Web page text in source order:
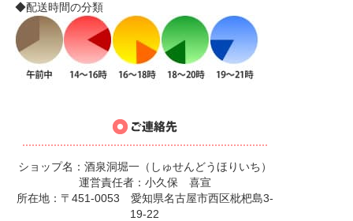
◆配送時間の分類
ショップ名：酒泉洞堀一（しゅせんどうほりいち）
運営責任者：小久保 喜宣
所在地：〒451-0053 愛知県名古屋市西区枇杷島3-
19-22